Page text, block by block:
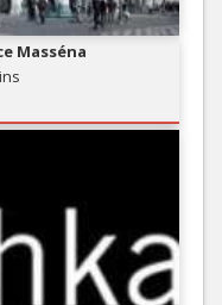
Masséna